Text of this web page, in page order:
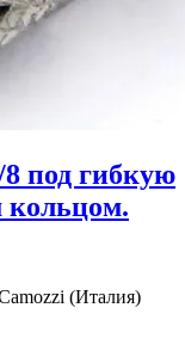
под гибкую
кольцом.
(Италия)